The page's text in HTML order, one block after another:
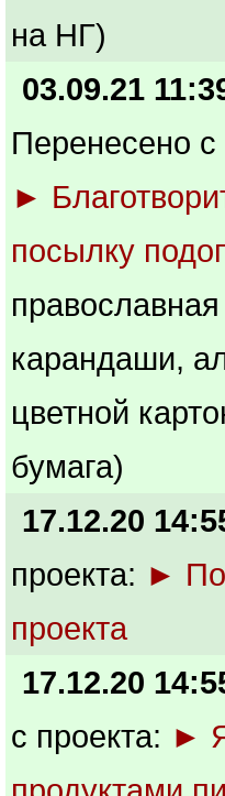
на НГ)
03.09.21
Перенесено с
►
посылку
карандаши,
цветной
бумага)
17.12.20
проекта: ►
проекта
17.12.20
с проекта: ►